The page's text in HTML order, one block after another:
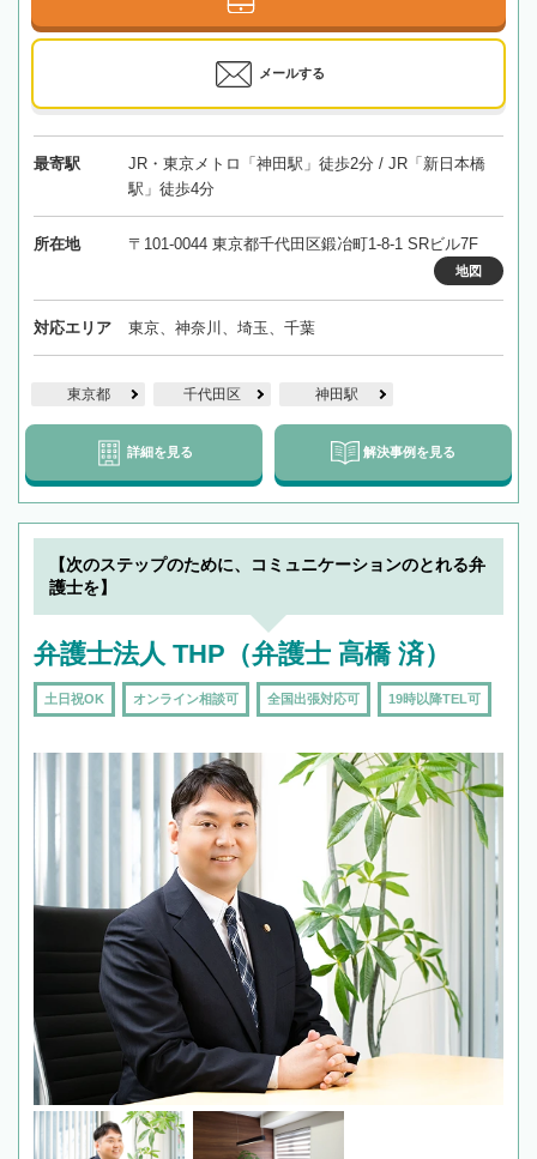
メールする
最寄駅
JR・東京メトロ「神田駅」徒歩2分 / JR「新日本橋
駅」徒歩4分
所在地 〒101-0044 東京都千代田区鍛冶町1-8-1 SRビル7F
地図
対応エリア 東京、神奈川、埼玉、千葉
東京都 千代田区 神田駅
詳細を見る 解決事例を見る
【次のステップのために、コミュニケーションのとれる弁
護士を】
弁護士法人 THP（弁護士 高橋 済）
土日祝OK オンライン相談可 全国出張対応可 19時以降TEL可